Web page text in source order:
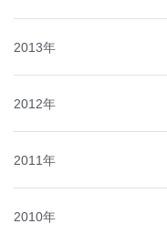
2013年
2012年
2011年
2010年